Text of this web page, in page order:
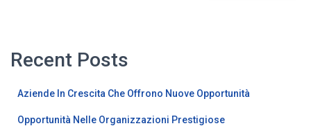
Recent Posts
Aziende In Crescita Che Offrono Nuove Opportunità
Opportunità Nelle Organizzazioni Prestigiose